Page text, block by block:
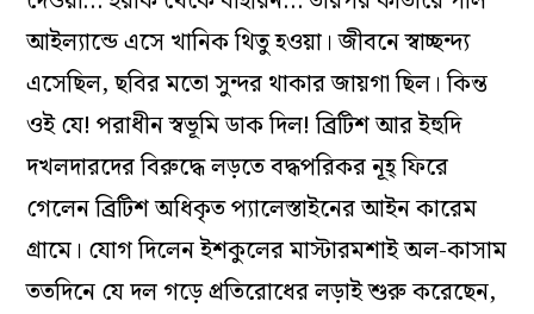
আইল্যান্ডে এসে খানিক থিতু হওয়া। জীবনে স্বাচ্ছন্দ্য
এসেছিল, ছবির মতো সুন্দর থাকার জায়গা ছিল। কিন্ত
ওই যে! পরাধীন স্বভূমি ডাক দিল! ব্রিটিশ আর ইহুদি
দখলদারদের বিরুদ্ধে লড়তে বদ্ধপরিকর নূহ্‌ ফিরে
গেলেন ব্রিটিশ অধিকৃত প্যালেস্তাইনের আইন কারেম
গ্রামে। যোগ দিলেন ইশকুলের মাস্টারমশাই অল-কাসাম
ততদিনে যে দল গড়ে প্রতিরোধের লড়াই শুরু করেছেন,